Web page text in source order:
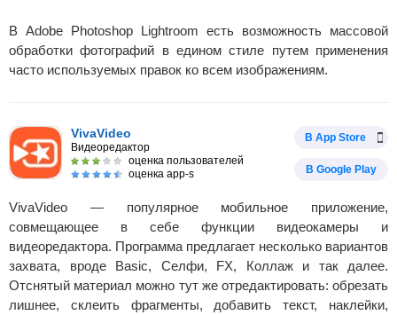
В Adobe Photoshop Lightroom есть возможность массовой
обработки фотографий в едином стиле путем применения
часто используемых правок ко всем изображениям.
VivaVideo
Видеоредактор
оценка пользователей
оценка app-s
В App Store
В Google Play
VivaVideo — популярное мобильное приложение,
совмещающее в себе функции видеокамеры и
видеоредактора. Программа предлагает несколько вариантов
захвата, вроде Basic, Селфи, FX, Коллаж и так далее.
Отснятый материал можно тут же отредактировать: обрезать
лишнее, склеить фрагменты, добавить текст, наклейки,